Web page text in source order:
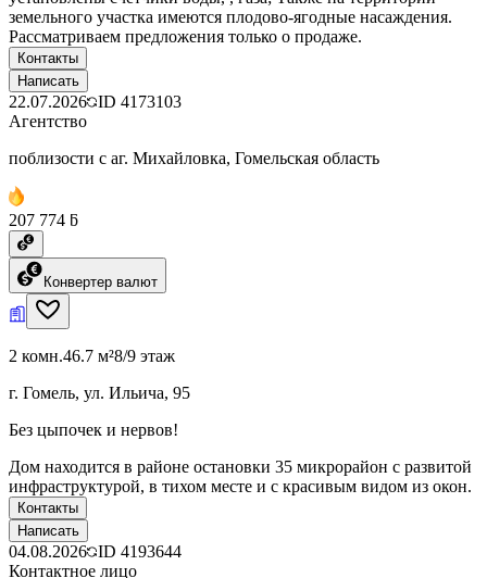
земельного участка имеются плодово-ягодные насаждения.
Рассматриваем предложения только о продаже.
Контакты
Написать
22.07.2026 ID 4173103
Агентство
поблизости с аг. Михайловка, Гомельская область
207 774 ƃ
Конвертер валют
2 комн.46.7 м²8/9 этаж
г. Гомель, ул. Ильича, 95
Без цыпочек и нервов!
Дом находится в районе остановки 35 микрорайон с развитой
инфраструктурой, в тихом месте и с красивым видом из окон.
Контакты
Написать
04.08.2026 ID 4193644
Контактное лицо